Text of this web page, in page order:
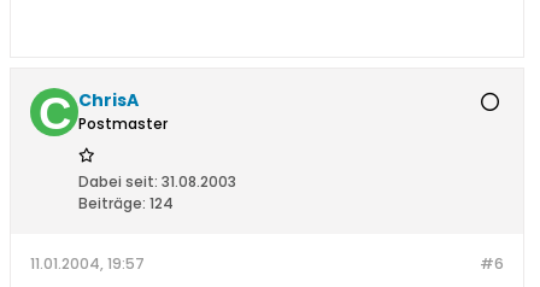
ChrisA
Postmaster
Dabei seit: 31.08.2003
Beiträge: 124
#6
11.01.2004, 19:57